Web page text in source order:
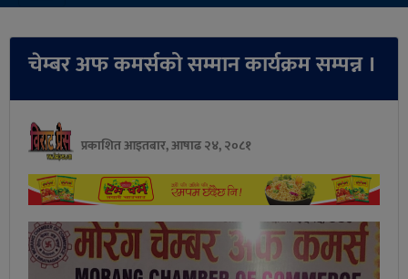
चेम्बर अफ कमर्सको सम्मान कार्यक्रम सम्पन्न ।
प्रकाशित आइतबार, आषाढ २४, २०८१